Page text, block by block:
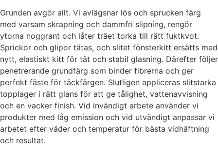
Grunden avgör allt. Vi avlägsnar lös och sprucken färg
med varsam skrapning och dammfri slipning, rengör
ytorna noggrant och låter träet torka till rätt fuktkvot.
Sprickor och glipor tätas, och slitet fönsterkitt ersätts med
nytt, elastiskt kitt för tät och stabil glasning. Därefter följer
penetrerande grundfärg som binder fibrerna och ger
perfekt fäste för täckfärgen. Slutligen appliceras slitstarka
topplager i rätt glans för att ge tålighet, vattenavvisning
och en vacker finish. Vid invändigt arbete använder vi
produkter med låg emission och vid utvändigt anpassar vi
arbetet efter väder och temperatur för bästa vidhäftning
och resultat.